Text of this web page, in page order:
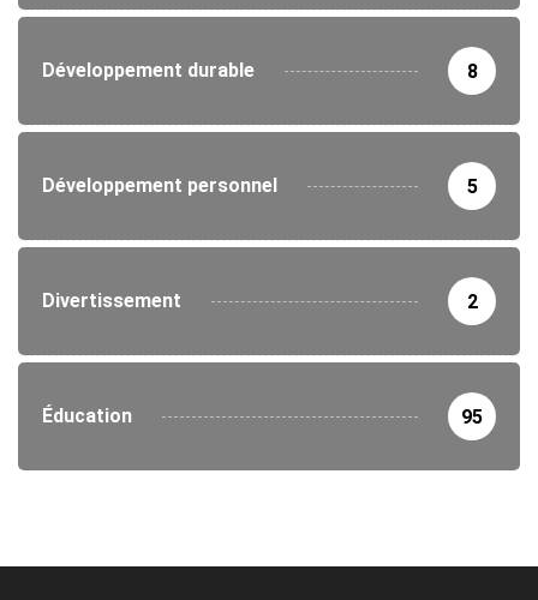
Développement durable 8
Développement personnel 5
Divertissement 2
Éducation 95